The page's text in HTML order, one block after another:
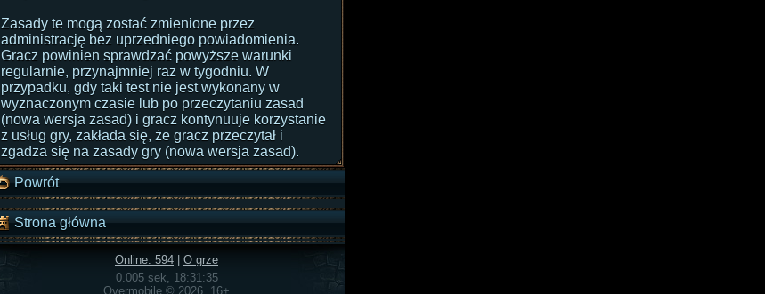
Zasady te mogą zostać zmienione przez
administrację bez uprzedniego powiadomienia.
Gracz powinien sprawdzać powyższe warunki
regularnie, przynajmniej raz w tygodniu. W
przypadku, gdy taki test nie jest wykonany w
wyznaczonym czasie lub po przeczytaniu zasad
(nowa wersja zasad) i gracz kontynuuje korzystanie
z usług gry, zakłada się, że gracz przeczytał i
zgadza się na zasady gry (nowa wersja zasad).
Powrót
Strona główna
Online: 594
O grze
0.005 sek, 18:31:35
Overmobile © 2026, 16+